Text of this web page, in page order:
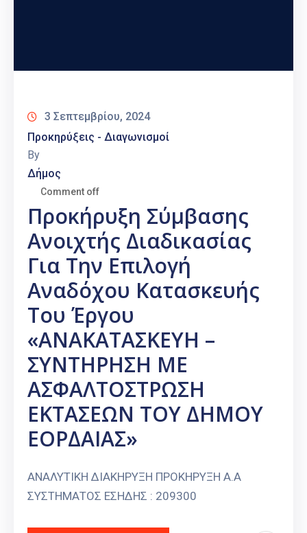
3 Σεπτεμβρίου, 2024
Προκηρύξεις - Διαγωνισμοί
By
Δήμος
Comment off
Προκήρυξη Σύμβασης
Ανοιχτής Διαδικασίας
Για Την Επιλογή
Αναδόχου Κατασκευής
Του Έργου
«ΑΝΑΚΑΤΑΣΚΕΥΗ –
ΣΥΝΤΗΡΗΣΗ ΜΕ
ΑΣΦΑΛΤΟΣΤΡΩΣΗ
ΕΚΤΑΣΕΩΝ ΤΟΥ ΔΗΜΟΥ
ΕΟΡΔΑΙΑΣ»
ΑΝΑΛΥΤΙΚΗ ΔΙΑΚΗΡΥΞΗ ΠΡΟΚΗΡΥΞΗ Α.Α
ΣΥΣΤΗΜΑΤΟΣ ΕΣΗΔΗΣ : 209300